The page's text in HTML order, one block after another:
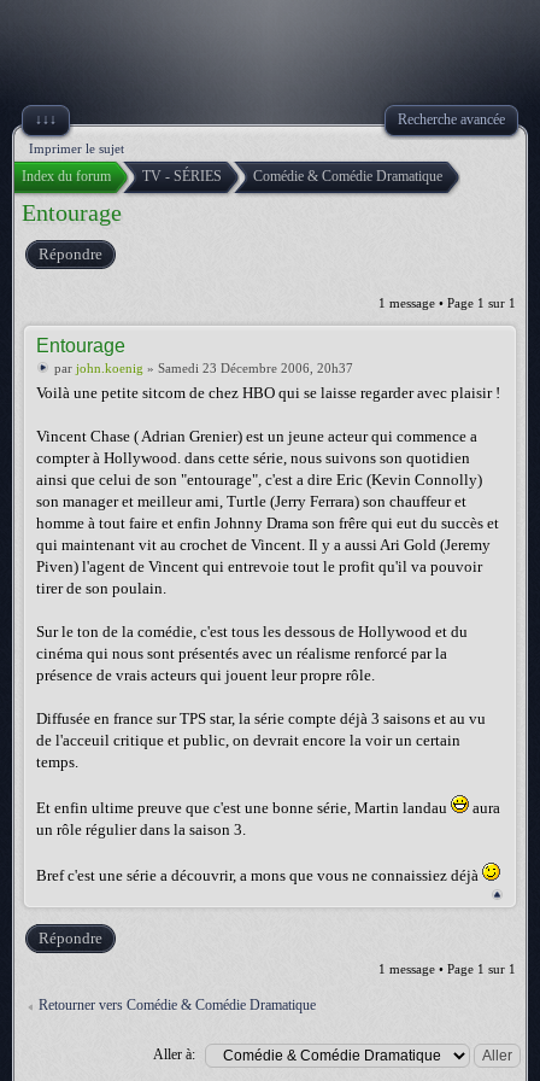
↓↓↓ Recherche avancée
Imprimer le sujet
Index du forum TV - SÉRIES Comédie & Comédie Dramatique
Entourage
Répondre
1 message • Page 1 sur 1
Entourage
par john.koenig » Samedi 23 Décembre 2006, 20h37
Voilà une petite sitcom de chez HBO qui se laisse regarder avec plaisir !
Vincent Chase ( Adrian Grenier) est un jeune acteur qui commence a
compter à Hollywood. dans cette série, nous suivons son quotidien
ainsi que celui de son "entourage", c'est a dire Eric (Kevin Connolly)
son manager et meilleur ami, Turtle (Jerry Ferrara) son chauffeur et
homme à tout faire et enfin Johnny Drama son frêre qui eut du succès et
qui maintenant vit au crochet de Vincent. Il y a aussi Ari Gold (Jeremy
Piven) l'agent de Vincent qui entrevoie tout le profit qu'il va pouvoir
tirer de son poulain.
Sur le ton de la comédie, c'est tous les dessous de Hollywood et du
cinéma qui nous sont présentés avec un réalisme renforcé par la
présence de vrais acteurs qui jouent leur propre rôle.
Diffusée en france sur TPS star, la série compte déjà 3 saisons et au vu
de l'acceuil critique et public, on devrait encore la voir un certain
temps.
Et enfin ultime preuve que c'est une bonne série, Martin landau
aura
un rôle régulier dans la saison 3.
Bref c'est une série a découvrir, a mons que vous ne connaissiez déjà
Répondre
1 message • Page 1 sur 1
Retourner vers Comédie & Comédie Dramatique
Aller à: